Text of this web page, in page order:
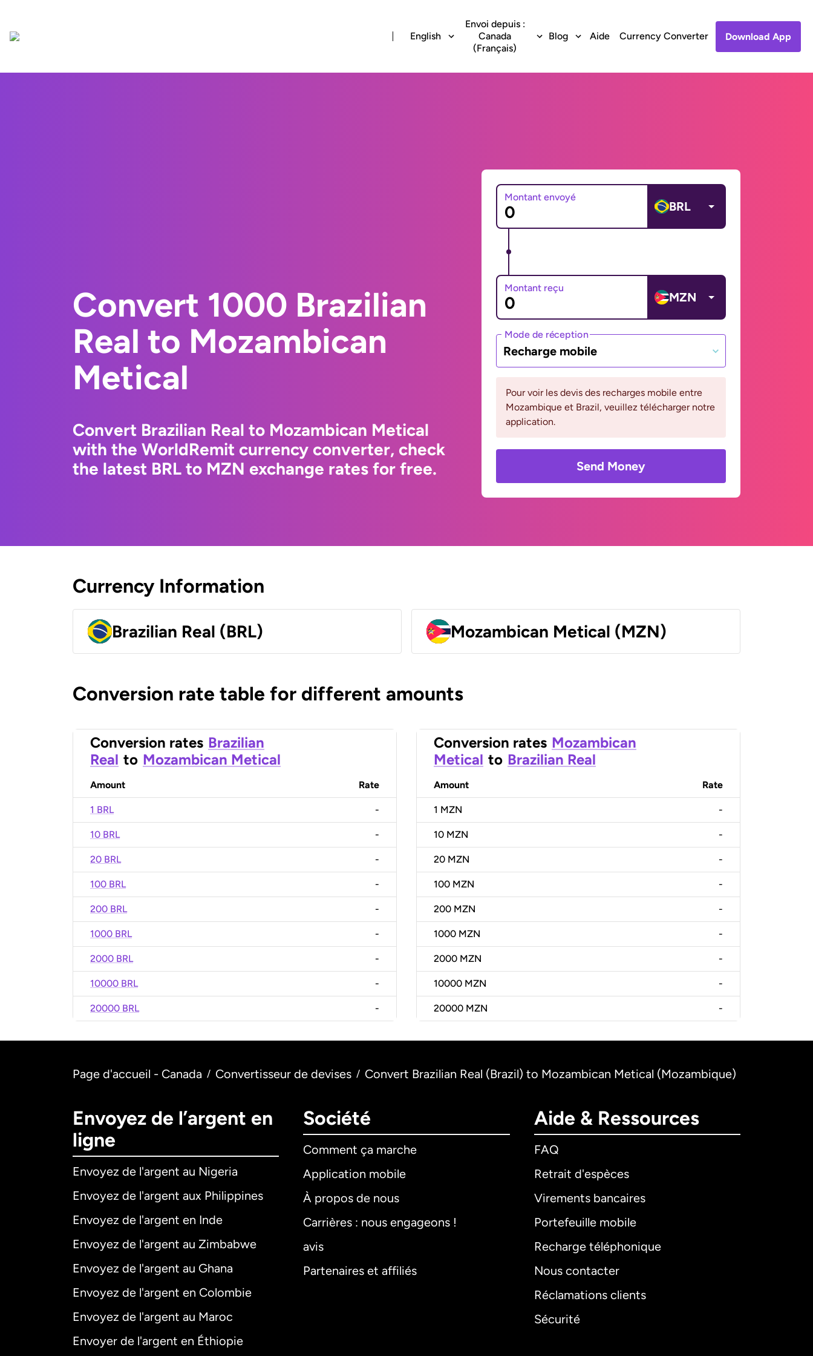
English
Envoi depuis :
Canada
(Français)
Blog Aide Currency Converter Download App
Convert 1000 Brazilian
Real to Mozambican
Metical
Convert Brazilian Real to Mozambican Metical
with the WorldRemit currency converter, check
the latest BRL to MZN exchange rates for free.
Montant envoyé
BRL
Montant reçu
MZN
Mode de réception
Recharge mobile
Pour voir les devis des recharges mobile entre
Mozambique et Brazil, veuillez télécharger notre
application.
Send Money
Currency Information
Brazilian Real (BRL) Mozambican Metical (MZN)
Conversion rate table for different amounts
Conversion rates Brazilian
Real to Mozambican Metical
Amount Rate
1 BRL -
10 BRL -
20 BRL -
100 BRL -
200 BRL -
1000 BRL -
2000 BRL -
10000 BRL -
20000 BRL -
Conversion rates Mozambican
Metical to Brazilian Real
Amount Rate
1 MZN -
10 MZN -
20 MZN -
100 MZN -
200 MZN -
1000 MZN -
2000 MZN -
10000 MZN -
20000 MZN -
Page d'accueil - Canada / Convertisseur de devises / Convert Brazilian Real (Brazil) to Mozambican Metical (Mozambique)
Envoyez de l’argent en
ligne
Envoyez de l'argent au Nigeria
Envoyez de l'argent aux Philippines
Envoyez de l'argent en Inde
Envoyez de l'argent au Zimbabwe
Envoyez de l'argent au Ghana
Envoyez de l'argent en Colombie
Envoyez de l'argent au Maroc
Envoyer de l'argent en Éthiopie
Société
Comment ça marche
Application mobile
À propos de nous
Carrières : nous engageons !
avis
Partenaires et affiliés
Aide & Ressources
FAQ
Retrait d'espèces
Virements bancaires
Portefeuille mobile
Recharge téléphonique
Nous contacter
Réclamations clients
Sécurité